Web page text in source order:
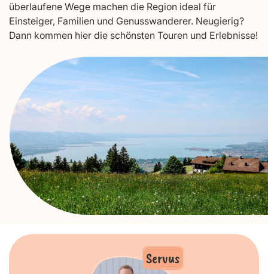
überlaufene Wege machen die Region ideal für
Einsteiger, Familien und Genusswanderer. Neugierig?
Dann kommen hier die schönsten Touren und Erlebnisse!
Servus